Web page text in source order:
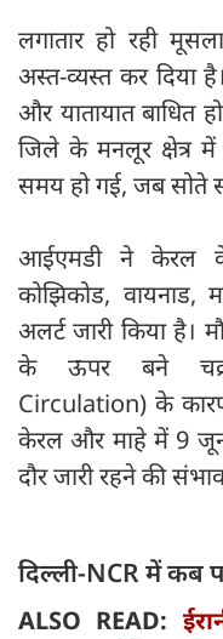
लगातार हो रही
अस्त-व्यस्त कर दिया
और यातायात बाधित
जिले के मनलूर क्षेत्र
समय हो गई, जब सोते
आईएमडी ने केरल के
कोझिकोड,
अलर्ट जारी किया है।
के ऊपर बने
Circulation) के कारण
केरल और माहे में 9 जून
दौर जारी रहने की
दिल्ली-NCR में कब
ALSO READ: